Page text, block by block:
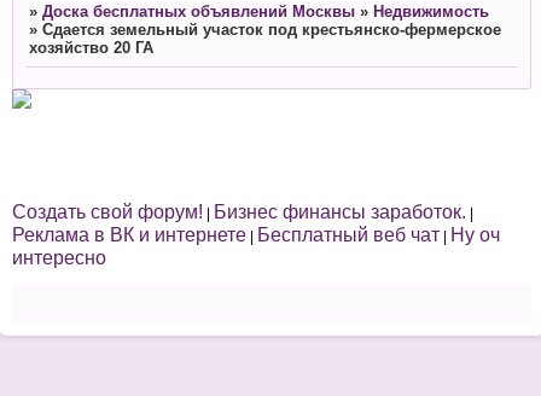
» Доска бесплатных объявлений Москвы » Недвижимость
» Сдается земельный участок под крестьянско-фермерское
хозяйство 20 ГА
Создать свой форум! Бизнес финансы заработок.
Реклама в ВК и интернете Бесплатный веб чат
Ну оч
интересно